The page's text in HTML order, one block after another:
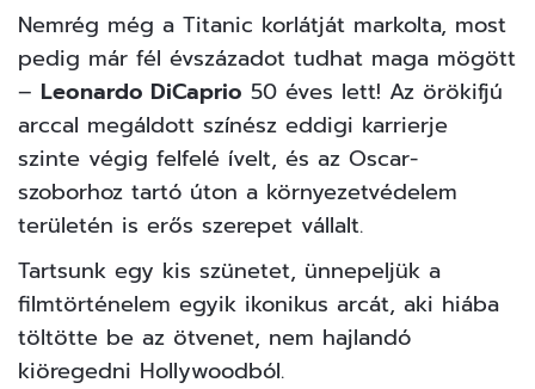
Nemrég még a Titanic korlátját markolta, most
pedig már fél évszázadot tudhat maga mögött
– Leonardo DiCaprio 50 éves lett! Az örökifjú
arccal megáldott színész eddigi karrierje
szinte végig felfelé ívelt, és az Oscar-
szoborhoz tartó úton a környezetvédelem
területén is erős szerepet vállalt.
Tartsunk egy kis szünetet, ünnepeljük a
filmtörténelem egyik ikonikus arcát, aki hiába
töltötte be az ötvenet, nem hajlandó
kiöregedni Hollywoodból.